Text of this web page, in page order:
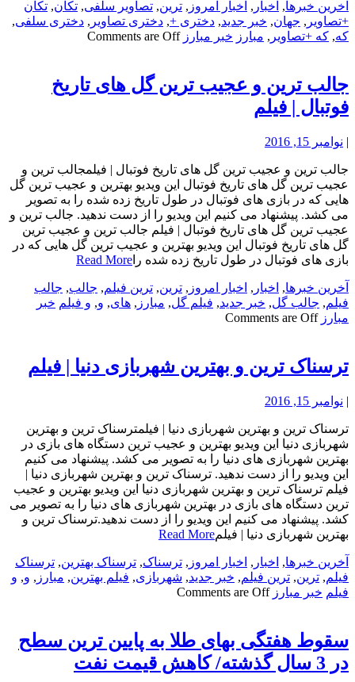
آخرین خبرها, اخبار , اخبار امروز , ترین, تصاویر سلفی, تکان, تکان
+تصاویر , جهان, خبر جدید, دختری +, دختری تصاویر , دختری سلفی,
که, که +تصاویر , مبارز خبر مبارز Comments are Off
جالب ترین و عجیب ترین گل های تاریخ
فوتبال | فیلم
| نوامبر 15, 2016
جالب ترین و عجیب ترین گل های تاریخ فوتبال | فیلمجالب ترین و
عجیب ترین گل های تاریخ فوتبال این ویدیو بهترین و عجیب ترین گل
هایی که در بازی های فوتبال در طول تاریخ زده شده را به تصویر
می کشد. پیشنهاد می کنیم این ویدیو را از دست ندهید. جالب ترین و
عجیب ترین گل های تاریخ فوتبال | فیلم جالب ترین و عجیب ترین
گل های تاریخ فوتبال این ویدیو بهترین و عجیب ترین گل هایی که در
بازی های فوتبال در طول تاریخ زده شده را Read More
آخرین خبرها, اخبار , اخبار امروز , ترین, ترین فیلم, جالب, جالب
فیلم, جالب گل, خبر جدید, فیلم گل, مبارز , های, و, و فیلم خبر
مبارز Comments are Off
ترسناک ترین و بهترین شهربازی دنیا | فیلم
| نوامبر 15, 2016
ترسناک ترین و بهترین شهربازی دنیا | فیلمترسناک ترین و بهترین
شهربازی دنیا این ویدیو بهترین و عجیب ترین دستگاه های بازی در
بهترین شهربازی های دنیا را به تصویر می کشد. پیشنهاد می کنیم
این ویدیو را از دست ندهید. ترسناک ترین و بهترین شهربازی دنیا |
فیلم ترسناک ترین و بهترین شهربازی دنیا این ویدیو بهترین و عجیب
ترین دستگاه های بازی در بهترین شهربازی های دنیا را به تصویر می
کشد. پیشنهاد می کنیم این ویدیو را از دست ندهید.ترسناک ترین و
بهترین شهربازی دنیا | فیلمRead More
آخرین خبرها, اخبار , اخبار امروز , ترسناک, ترسناک بهترین, ترسناک
فیلم, ترین, ترین فیلم, خبر جدید, شهربازی, فیلم بهترین, مبارز , و, و
فیلم خبر مبارز Comments are Off
سقوط هفتگی بهای طلا به پایین ترین سطح
در 3 سال گذشته/ کاهش قیمت نفت